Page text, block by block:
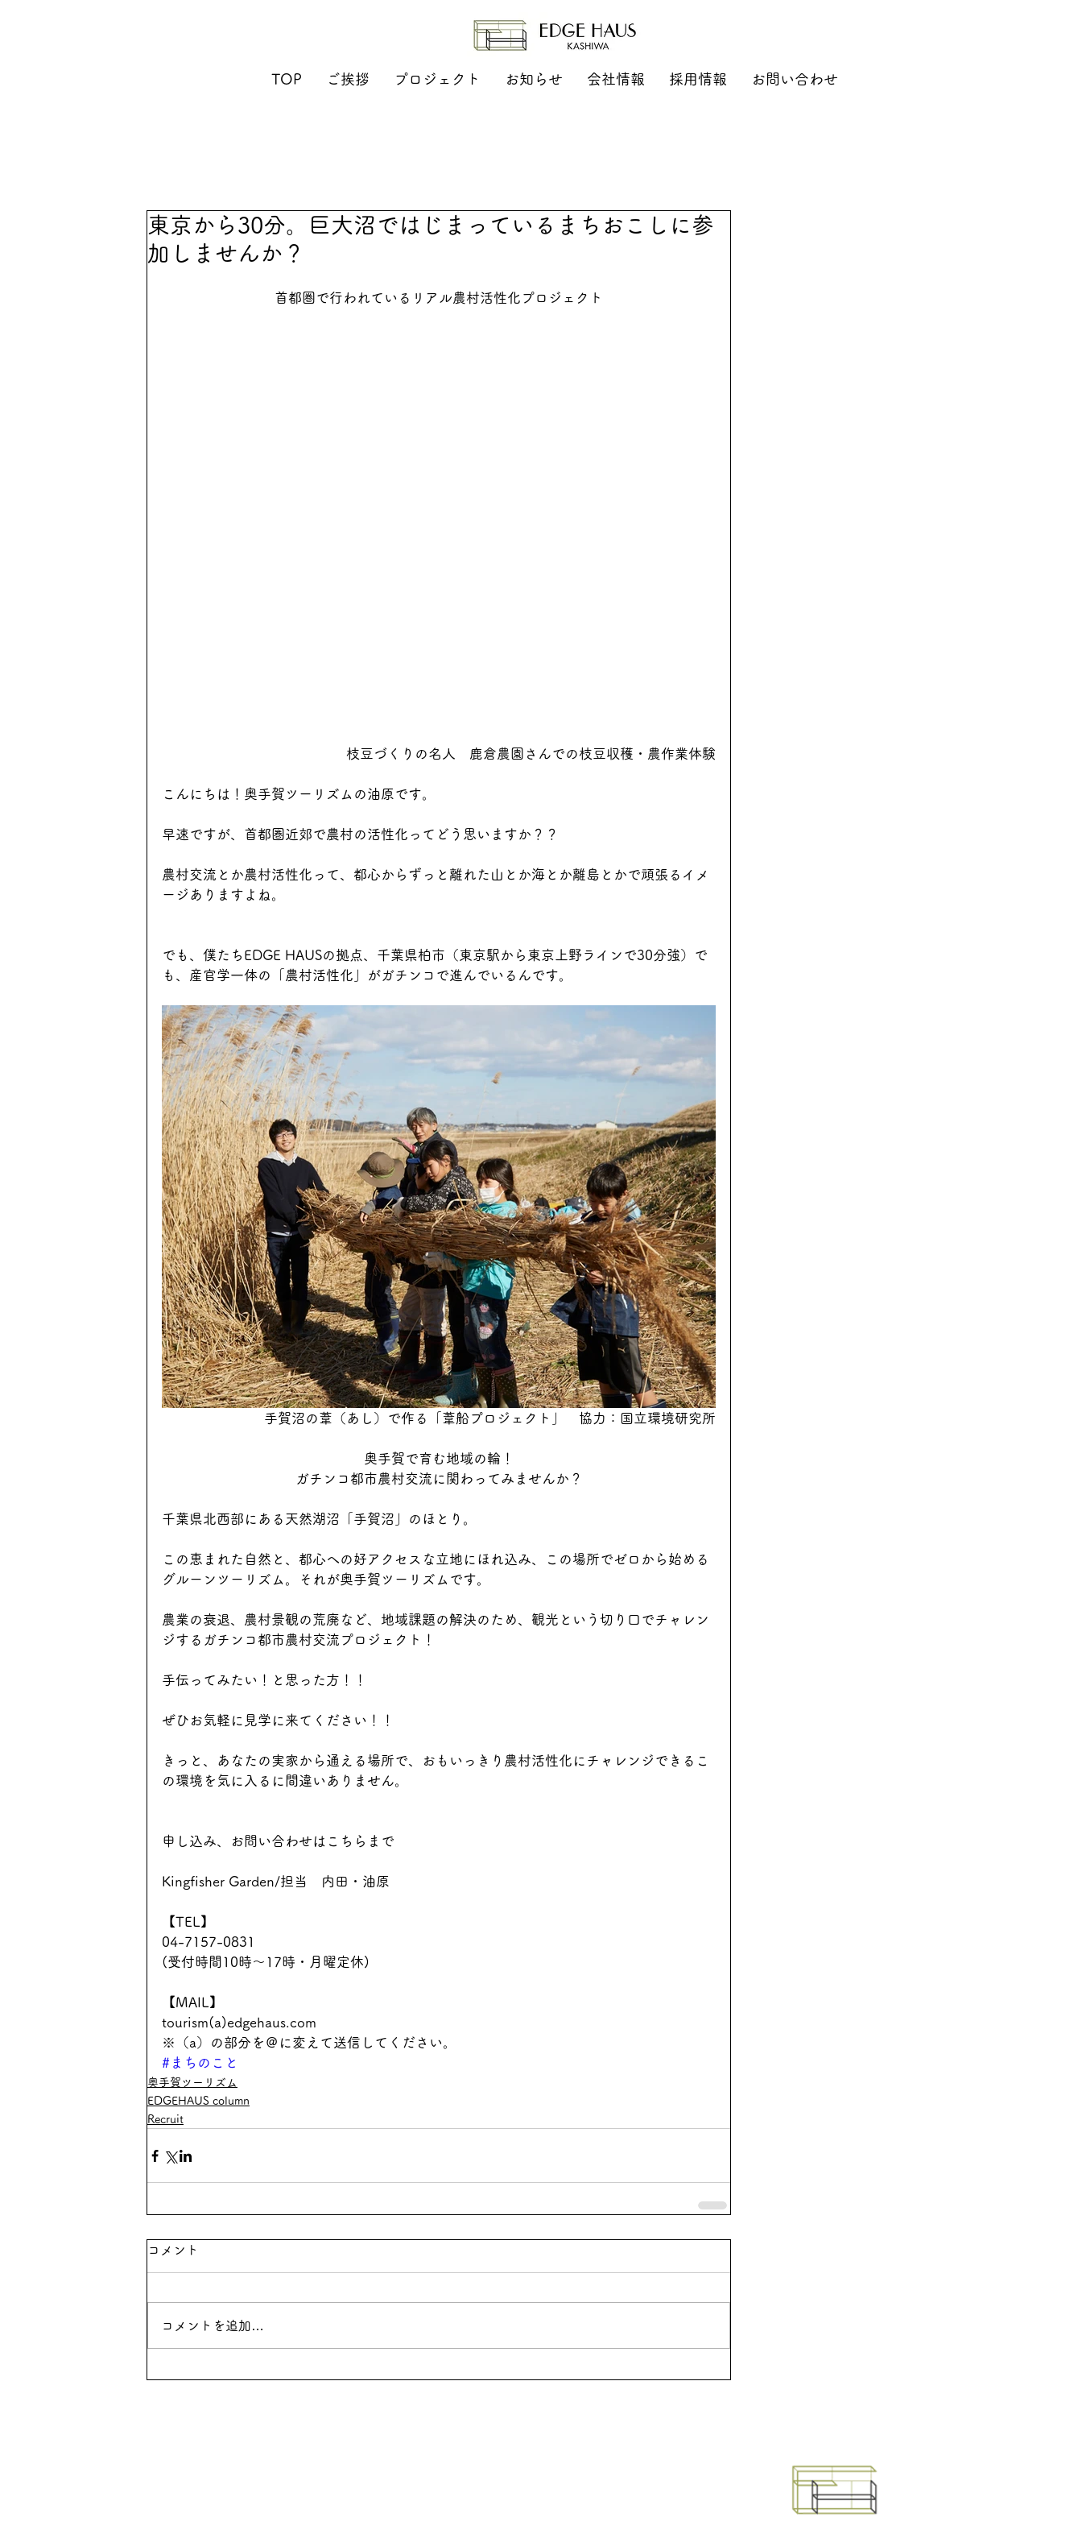
TOP ご挨拶 プロジェクト お知らせ 会社情報 採用情報 お問い合わせ
東京から30分。巨大沼ではじまっているまちおこしに参
加しませんか？
首都圏で行われているリアル農村活性化プロジェクト
枝豆づくりの名人　鹿倉農園さんでの枝豆収穫・農作業体験
こんにちは！奥手賀ツーリズムの油原です。
早速ですが、首都圏近郊で農村の活性化ってどう思いますか？？
農村交流とか農村活性化って、都心からずっと離れた山とか海とか離島とかで頑張るイメ
ージありますよね。
でも、僕たちEDGE HAUSの拠点、千葉県柏市（東京駅から東京上野ラインで30分強）で
も、産官学一体の「農村活性化」がガチンコで進んでいるんです。
手賀沼の葦（あし）で作る「葦船プロジェクト」　協力：国立環境研究所
奥手賀で育む地域の輪！
ガチンコ都市農村交流に関わってみませんか？
千葉県北西部にある天然湖沼「手賀沼」のほとり。
この恵まれた自然と、都心への好アクセスな立地にほれ込み、この場所でゼロから始める
グルーンツーリズム。それが奥手賀ツーリズムです。
農業の衰退、農村景観の荒廃など、地域課題の解決のため、観光という切り口でチャレン
ジするガチンコ都市農村交流プロジェクト！
手伝ってみたい！と思った方！！
ぜひお気軽に見学に来てください！！
きっと、あなたの実家から通える場所で、おもいっきり農村活性化にチャレンジできるこ
の環境を気に入るに間違いありません。
申し込み、お問い合わせはこちらまで
Kingfisher Garden/担当　内田・油原
【TEL】
04-7157-0831
(受付時間10時～17時・月曜定休)
【MAIL】
tourism(a)edgehaus.com
※（a）の部分を＠に変えて送信してください。
#まちのこと
奥手賀ツーリズム
EDGEHAUS column
Recruit
コメント
コメントを追加…